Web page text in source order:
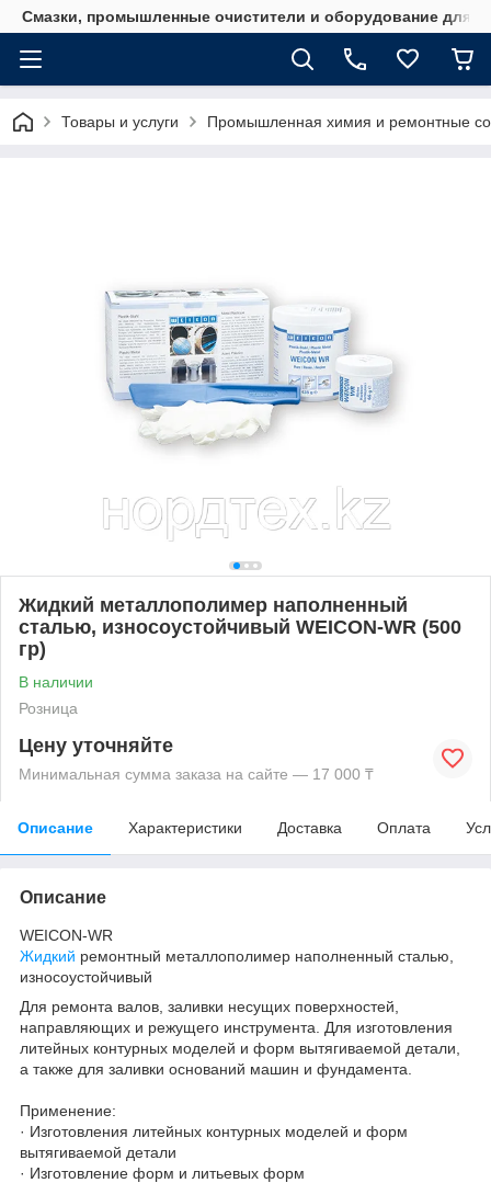
Смазки, промышленные очистители и оборудование для
Товары и услуги Промышленная химия и ремонтные
Жидкий металлополимер наполненный
сталью, износоустойчивый WEICON-WR (500
гр)
В наличии
Розница
Цену уточняйте
Минимальная сумма заказа на сайте — 17 000 ₸
Описание Характеристики Доставка Оплата
Описание
WEICON-WR
Жидкий ремонтный металлополимер наполненный сталью,
износоустойчивый
Для ремонта валов, заливки несущих поверхностей,
направляющих и режущего инструмента. Для изготовления
литейных контурных моделей и форм вытягиваемой детали,
а также для заливки оснований машин и фундамента.
Применение:
· Изготовления литейных контурных моделей и форм
вытягиваемой детали
· Изготовление форм и литьевых форм